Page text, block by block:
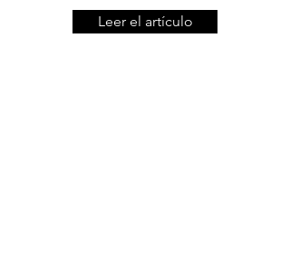
Leer el artículo